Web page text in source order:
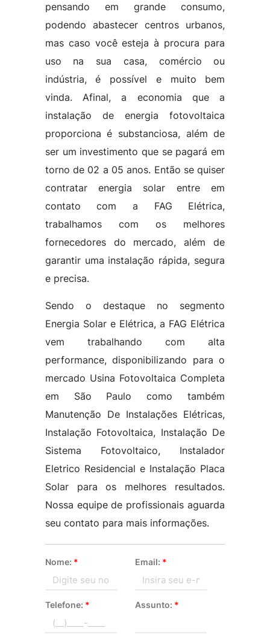
pensando em grande consumo,
podendo abastecer centros urbanos,
mas caso você esteja à procura para
uso na sua casa, comércio ou
indústria, é possível e muito bem
vinda. Afinal, a economia que a
instalação de energia fotovoltaica
proporciona é substanciosa, além de
ser um investimento que se pagará em
torno de 02 a 05 anos. Então se quiser
contratar energia solar entre em
contato com a FAG Elétrica,
trabalhamos com os melhores
fornecedores do mercado, além de
garantir uma instalação rápida, segura
e precisa.
Sendo o destaque no segmento
Energia Solar e Elétrica, a FAG Elétrica
vem trabalhando com alta
performance, disponibilizando para o
mercado Usina Fotovoltaica Completa
em São Paulo como também
Manutenção De Instalações Elétricas,
Instalação Fotovoltaica, Instalação De
Sistema Fotovoltaico, Instalador
Eletrico Residencial e Instalação Placa
Solar para os melhores resultados.
Nossa equipe de profissionais aguarda
seu contato para mais informações.
Nome: * Email: *
Telefone: * Assunto: *